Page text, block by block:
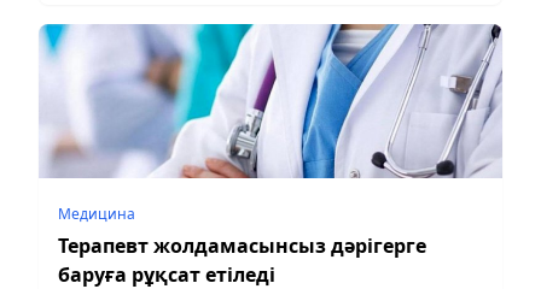
Медицина
Терапевт жолдамасынсыз дәрігерге
баруға рұқсат етіледі